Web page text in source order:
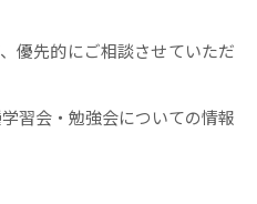
優先的にご相談させていただ
習会・勉強会についての情報